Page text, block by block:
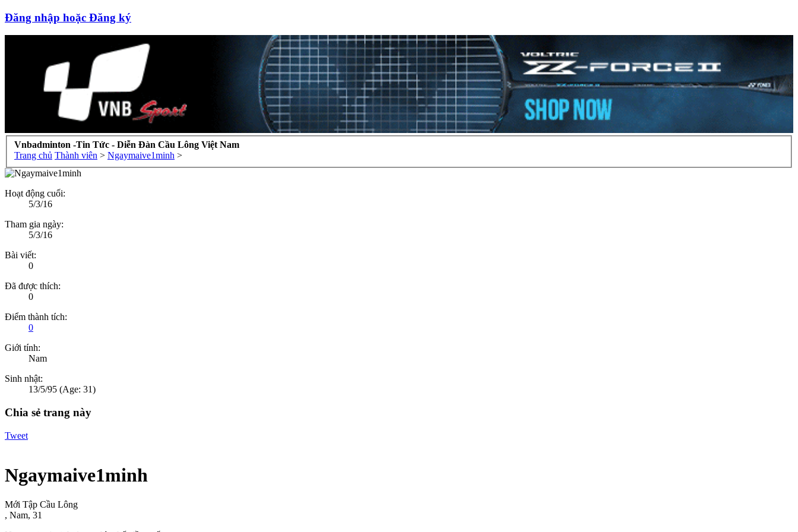
Đăng nhập hoặc Đăng ký
Vnbadminton -Tin Tức - Diễn Đàn Cầu Lông Việt Nam
Trang chủ Thành viên > Ngaymaive1minh >
Hoạt động cuối:
5/3/16
Tham gia ngày:
5/3/16
Bài viết:
0
Đã được thích:
0
Điểm thành tích:
0
Giới tính:
Nam
Sinh nhật:
13/5/95 (Age: 31)
Chia sẻ trang này
Tweet
Ngaymaive1minh
Mới Tập Cầu Lông
, Nam, 31